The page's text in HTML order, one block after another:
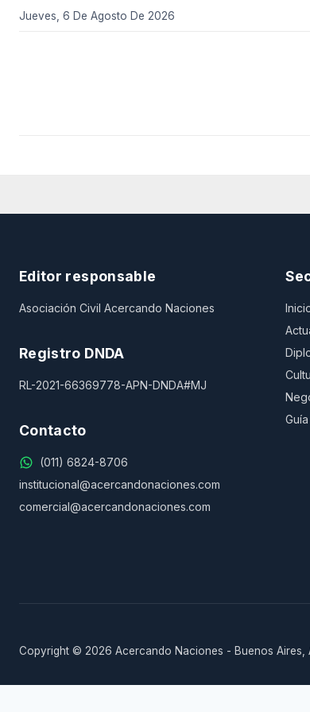
Jueves, 6 De Agosto De 2026
Editor responsable
Asociación Civil Acercando Naciones
Registro DNDA
RL-2021-66369778-APN-DNDA#MJ
Contacto
(011) 6824-8706
institucional@acercandonaciones.com
comercial@acercandonaciones.com
Copyright © 2026 Acercando Naciones - Buenos Aires,